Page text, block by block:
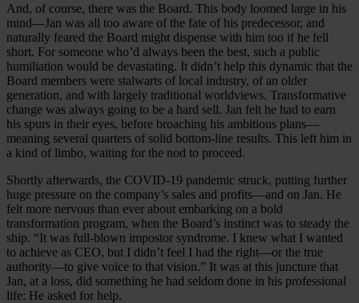
And, of course, there was the Board. This body loomed large in his
mind—Jan was all too aware of the fate of his predecessor, and
naturally feared the Board might dispense with him too if he fell
short. For someone who’d always been the best, such a public
humiliation would be devastating. It didn’t help this dynamic that the
Board members were stalwarts of local industry, of an older
generation, and with largely traditional worldviews. Transformative
change was always going to be a hard sell. Jan felt he had to earn
his spurs in their eyes, before broaching his ambitious plans—
meaning several quarters of solid bottom-line results. This left him in
a kind of limbo, waiting for the nod to proceed.
Shortly afterwards, the COVID-19 pandemic struck, putting further
huge pressure on the company’s sales and profits—and on Jan. He
felt more nervous than ever about embarking on a bold
transformation program, when the Board’s instinct was to steady the
ship. “It was full-blown impostor syndrome. I knew what I wanted
to achieve as CEO, but I didn’t feel I had the right—or the true
authority—to give voice to that vision.” It was at this juncture that
Jan, at a loss, did something he had seldom done in his professional
life: He asked for help.